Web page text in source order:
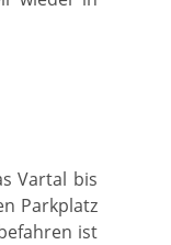
Vartal bis
Parkplatz
ist